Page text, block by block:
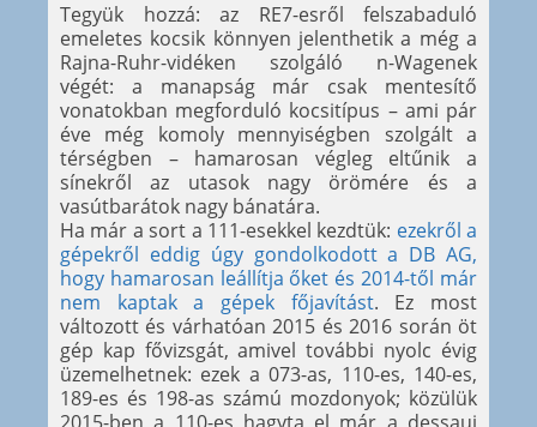
Tegyük hozzá: az RE7-esről felszabaduló
emeletes kocsik könnyen jelenthetik a még a
Rajna-Ruhr-vidéken szolgáló n-Wagenek
végét: a manapság már csak mentesítő
vonatokban megforduló kocsitípus – ami pár
éve még komoly mennyiségben szolgált a
térségben – hamarosan végleg eltűnik a
sínekről az utasok nagy örömére és a
vasútbarátok nagy bánatára.
Ha már a sort a 111-esekkel kezdtük: ezekről a
gépekről eddig úgy gondolkodott a DB AG,
hogy hamarosan leállítja őket és 2014-től már
nem kaptak a gépek főjavítást. Ez most
változott és várhatóan 2015 és 2016 során öt
gép kap fővizsgát, amivel további nyolc évig
üzemelhetnek: ezek a 073-as, 110-es, 140-es,
189-es és 198-as számú mozdonyok; közülük